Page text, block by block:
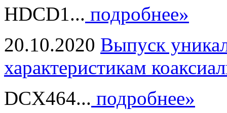
HDCD1... подробнее»
20.10.2020 Выпуск
характеристикам
DCX464... подробнее»